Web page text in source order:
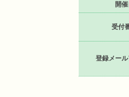
開催
受付
登録メー